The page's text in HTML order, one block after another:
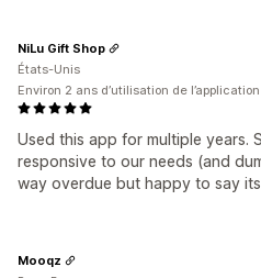
Used this app for multiple years.
responsive to our needs (and
way overdue but happy to say
NiLu Gift Shop
États-Unis
Environ 2 ans d’utilisation de l’application
Mooqz